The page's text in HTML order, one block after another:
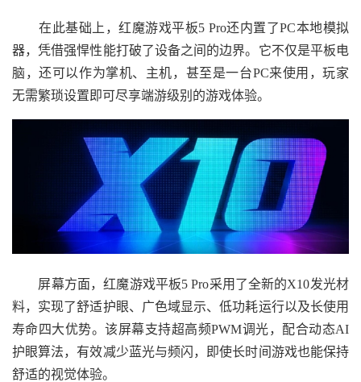
在此基础上，红魔游戏平板5 Pro还内置了PC本地模拟
器，凭借强悍性能打破了设备之间的边界。它不仅是平板电
脑，还可以作为掌机、主机，甚至是一台PC来使用，玩家
无需繁琐设置即可尽享端游级别的游戏体验。
屏幕方面，红魔游戏平板5 Pro采用了全新的X10发光材
料，实现了舒适护眼、广色域显示、低功耗运行以及长使用
寿命四大优势。该屏幕支持超高频PWM调光，配合动态AI
护眼算法，有效减少蓝光与频闪，即使长时间游戏也能保持
舒适的视觉体验。